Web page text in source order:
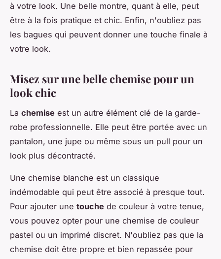
à votre look. Une belle montre, quant à elle, peut
être à la fois pratique et chic. Enfin, n'oubliez pas
les bagues qui peuvent donner une touche finale à
votre look.
Misez sur une belle chemise pour un
look chic
La chemise est un autre élément clé de la garde-
robe professionnelle. Elle peut être portée avec un
pantalon, une jupe ou même sous un pull pour un
look plus décontracté.
Une chemise blanche est un classique
indémodable qui peut être associé à presque tout.
Pour ajouter une touche de couleur à votre tenue,
vous pouvez opter pour une chemise de couleur
pastel ou un imprimé discret. N'oubliez pas que la
chemise doit être propre et bien repassée pour